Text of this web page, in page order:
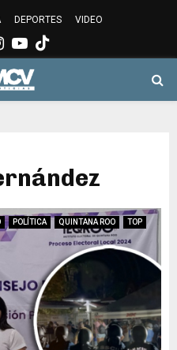
DEPORTES VIDEO
Instagram
Youtube
POLÍTICA QUINTANA ROO TOP